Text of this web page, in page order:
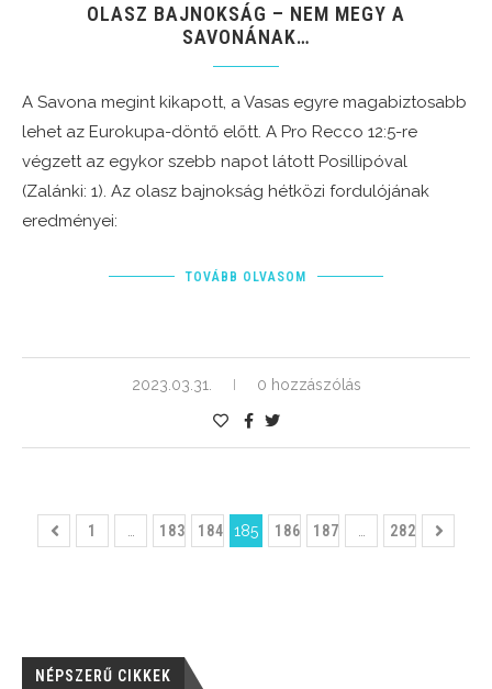
OLASZ BAJNOKSÁG – NEM MEGY A
SAVONÁNAK…
A Savona megint kikapott, a Vasas egyre magabiztosabb
lehet az Eurokupa-döntő előtt. A Pro Recco 12:5-re
végzett az egykor szebb napot látott Posillipóval
(Zalánki: 1). Az olasz bajnokság hétközi fordulójának
eredményei:
TOVÁBB OLVASOM
2023.03.31. 0 hozzászólás
1 183 184 185 186 187 282
NÉPSZERŰ CIKKEK